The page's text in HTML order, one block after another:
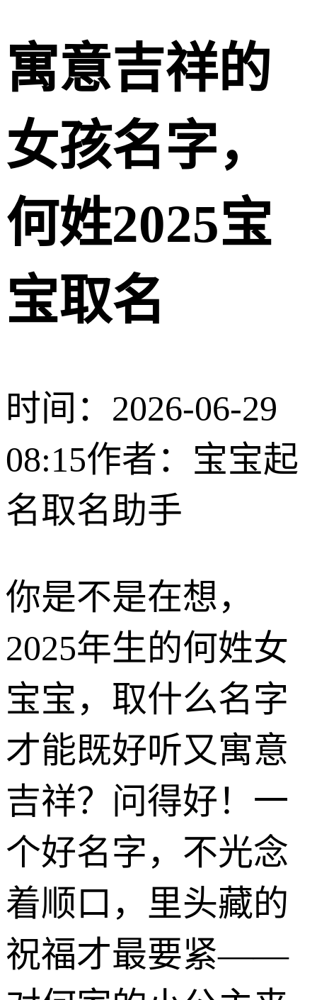
寓意吉祥的
女孩名字，
何姓2025宝
宝取名
时间：2026-06-29
08:15作者：宝宝起
名取名助手
你是不是在想，
2025年生的何姓女
宝宝，取什么名字
才能既好听又寓意
吉祥？问得好！一
个好名字，不光念
着顺口，里头藏的
祝福才最要紧——